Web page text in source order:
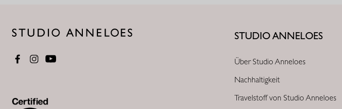
STUDIO ANNELOES
Über Studio Anneloes
Nachhaltigkeit
Travelstoff von Studio Anneloes